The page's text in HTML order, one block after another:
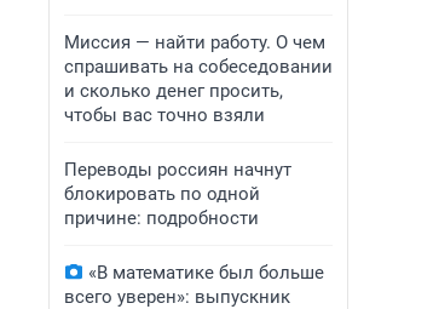
Миссия — найти работу. О чем
спрашивать на собеседовании
и сколько денег просить,
чтобы вас точно взяли
Переводы россиян начнут
блокировать по одной
причине: подробности
«В математике был больше
всего уверен»: выпускник